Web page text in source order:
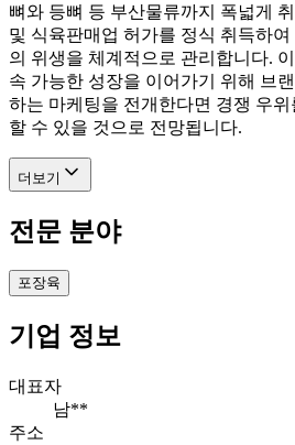
뼈와 등뼈 등 부산물류까지 폭넓게
및 식육판매업 허가를 정식 취득하
의 위생을 체계적으로 관리합니다.
속 가능한 성장을 이어가기 위해 브
하는 마케팅을 전개한다면 경쟁 우
할 수 있을 것으로 전망됩니다.
더보기
전문 분야
포장육
기업 정보
대표자
남**
주소